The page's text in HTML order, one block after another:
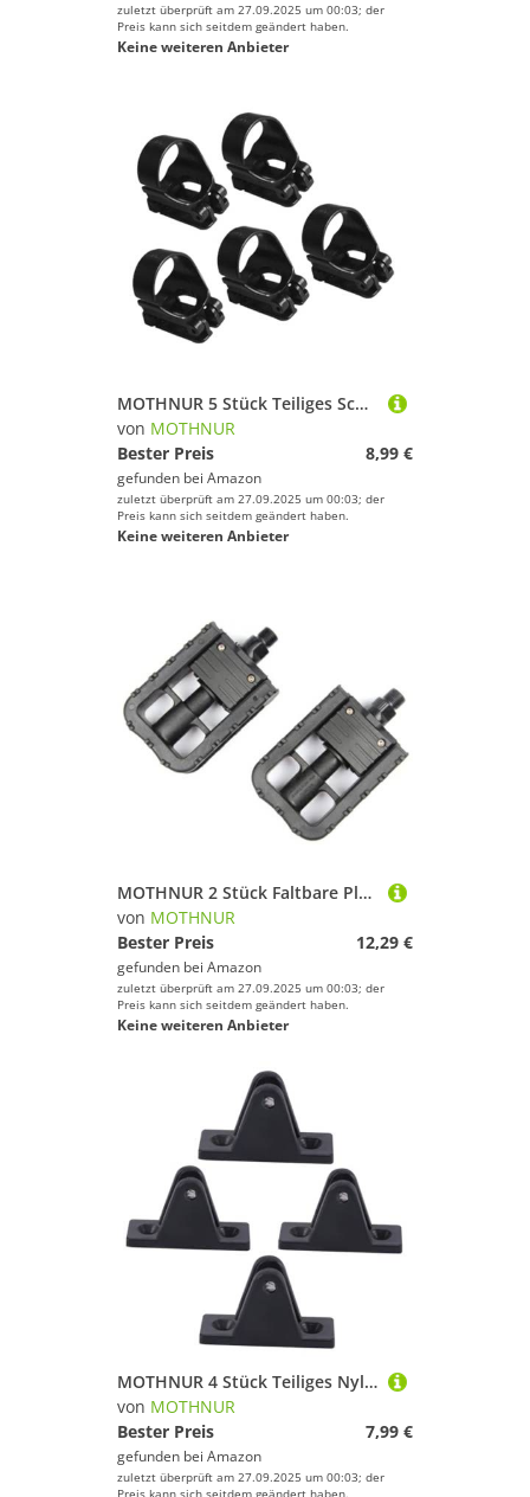
zuletzt überprüft am 27.09.2025 um 00:03; der
Preis kann sich seitdem geändert haben.
Keine weiteren Anbieter
MOTHNUR 5 Stück Teiliges Schnorchelhalter aus Flexiblem Silikon Universeller Schnorchel und Maskenbandhalter Langlebiger Taucherschnorchel Klammer für Problemloses Befestigen Schnelle
von MOTHNUR
Bester Preis
8,99 €
gefunden bei Amazon
zuletzt überprüft am 27.09.2025 um 00:03; der
Preis kann sich seitdem geändert haben.
Keine weiteren Anbieter
MOTHNUR 2 Stück Faltbare Plattform Fahrradpedale für Mountainbike Kunststoff rutschfest mit Geringem Reibungswiderstand für Komfortables Pedalieren
von MOTHNUR
Bester Preis
12,29 €
gefunden bei Amazon
zuletzt überprüft am 27.09.2025 um 00:03; der
Preis kann sich seitdem geändert haben.
Keine weiteren Anbieter
MOTHNUR 4 Stück Teiliges Nylon Boots Deckscharnier mit Flachmontage Federbelastetem Edelstahl Pin Robust Salzwasserbeständig als Bimini Top Schwenkdeckscharnier Zubehör
von MOTHNUR
Bester Preis
7,99 €
gefunden bei Amazon
zuletzt überprüft am 27.09.2025 um 00:03; der
Preis kann sich seitdem geändert haben.